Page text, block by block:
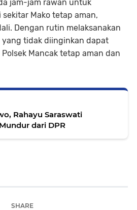
jam-jam rawan untuk
Mako tetap aman,
Dengan rutin melaksanakan
yang tidak diinginkan dapat
Mancak tetap aman dan
Rahayu Saraswati
dari DPR
SHARE